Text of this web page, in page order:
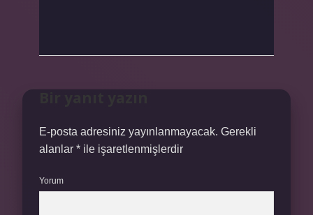
E-posta adresiniz yayınlanmayacak. Gerekli
alanlar * ile işaretlenmişlerdir
Yorum